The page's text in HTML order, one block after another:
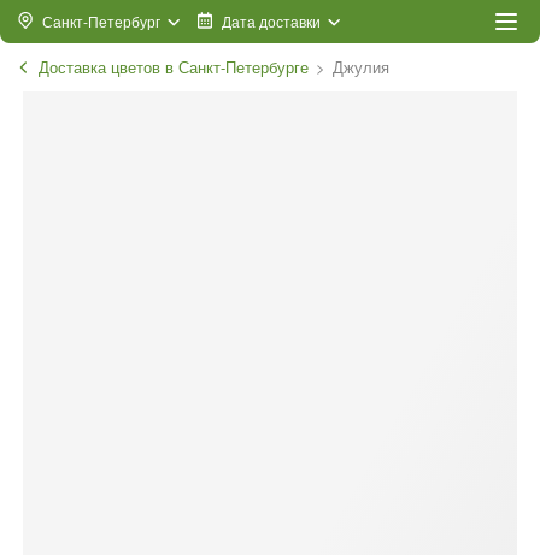
Санкт-Петербург Дата доставки
Доставка цветов в Санкт-Петербурге Джулия